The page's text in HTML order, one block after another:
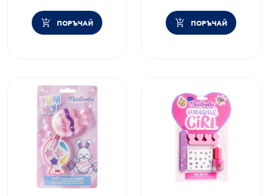
ПОРЪЧАЙ ПОРЪЧАЙ